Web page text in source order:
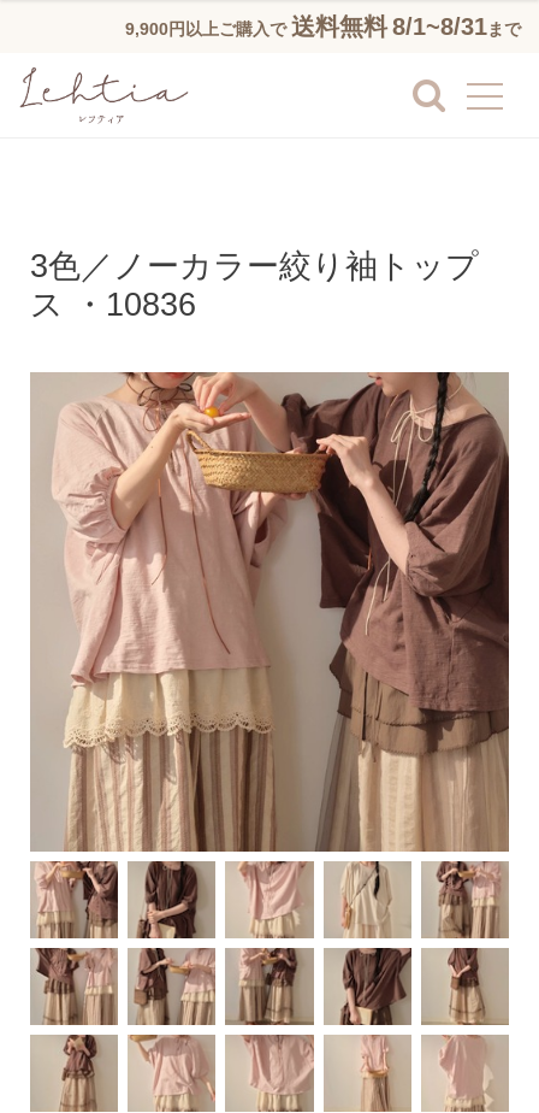
9,900円以上ご購入で 送料無料8/1~8/31まで
3色／ノーカラー絞り袖トップ
ス ・10836